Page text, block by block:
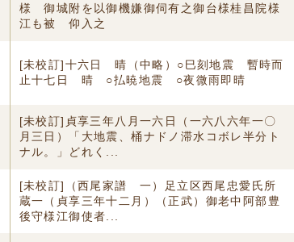
様ゟ御城附を以御機嫌御伺有之御台様桂昌院様
江も被 仰入之
[未校訂]十六日 晴（中略）○巳刻地震 暫時而
止十七日 晴 ○払暁地震 ○夜微雨即晴
[未校訂]貞享三年八月一六日（一六八六年一〇
月三日）「大地震、桶ナドノ滞水コボレ半分ト
ナル。」どれく...
[未校訂]（西尾家譜 一）足立区西尾忠愛氏所
蔵一（貞享三年十二月）（正武）御老中阿部豊
後守様江御使者...